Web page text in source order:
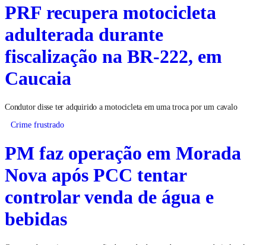
PRF recupera motocicleta
adulterada durante
fiscalização na BR-222, em
Caucaia
Condutor disse ter adquirido a motocicleta em uma troca por um cavalo
Crime frustrado
PM faz operação em Morada
Nova após PCC tentar
controlar venda de água e
bebidas